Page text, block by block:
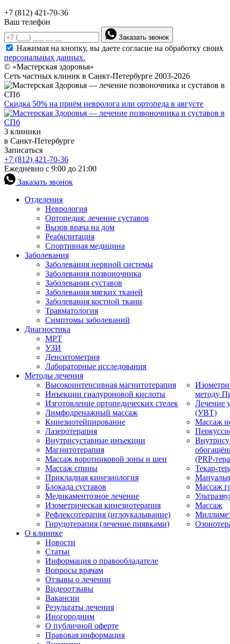
+7 (812) 421-70-36
Ваш телефон
Заказать звонок
Нажимая на кнопку, вы даете согласие на обработку своих
персональных данных.
© «Мастерская здоровья»
Сеть частных клиник в Санкт-Петербурге 2003-2026
Скидка 50% на приём невролога или ортопеда в августе
3 клиники
в Санкт-Петербурге
Записаться
+7 (812) 421-70-36
Ежедневно с 9:00 до 21:00
Заказать звонок
Отделения
Неврология
Ортопедия: лечение суставов
Вызов врача на дом
Реабилитация
Спортивная медицина
Заболевания
Заболевания нервной системы
Заболевания позвоночника
Заболевания суставов
Заболевания мягких тканей
Заболевания костной ткани
Травматология
Симптомы заболеваний
Диагностика
МРТ
УЗИ
Денситометрия
Лабораторные исследования
Методы лечения
Высокоинтенсивная магнитотерапия
Инъекции гиалуроновой кислоты
Изготовление ортопедических стелек
Лимфодренажный массаж
Кинезиотейпирование
Лазеротерапия
Внутрисуставные инъекции
Магнитотерапия
Массаж воротниковой зоны и шеи
Массаж спины
Прикладная кинезиология
Блокада суставов
Медикаментозное лечение
Изометрическая кинезиотерапия
Рефлексотерапия (иглоукалывание)
Гирудотерапия (лечение пиявками)
методу
Лечение
(УВТ)
Массаж
(PRP-
Текар-
Массаж
Массаж
О клинике
Новости
Статьи
Информация о правообладателе
Вопросы врачам
Отзывы о лечении
Видеоотзывы
Вакансии
Результаты лечения
Иногородним
О публичной оферте
Правовая информация